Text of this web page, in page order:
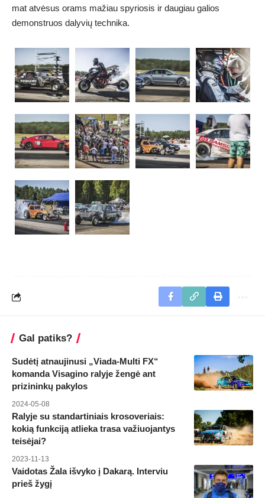
mat atvėsus orams mažiau spyriosis ir daugiau galios
demonstruos dalyvių technika.
Gal patiks?
Sudėtį atnaujinusi „Viada-Multi FX“
komanda Visagino ralyje žengė ant
prizininkų pakylos
2024-05-08
Ralyje su standartiniais krosoveriais:
kokią funkciją atlieka trasa važiuojantys
teisėjai?
2023-11-13
Vaidotas Žala išvyko į Dakarą. Interviu
prieš žygį